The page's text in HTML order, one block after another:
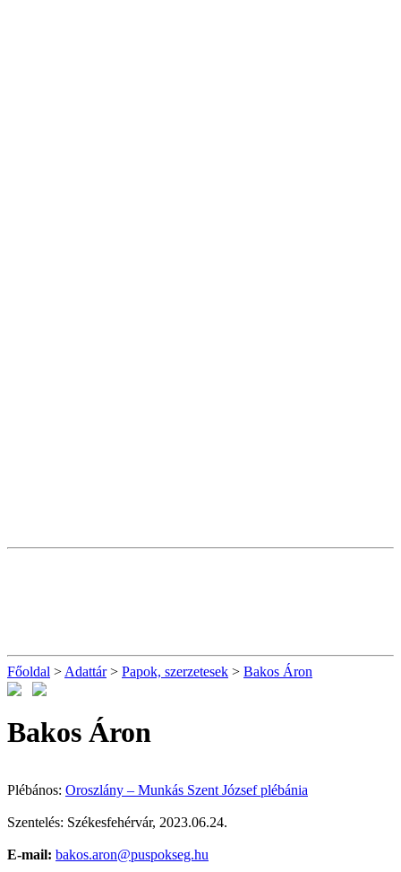
Főoldal > Adattár> Papok, szerzetesek > Bakos Áron
Bakos Áron
Plébános: Oroszlány – Munkás Szent József plébánia
Szentelés: Székesfehérvár, 2023.06.24.
E-mail: bakos.aron@puspokseg.hu